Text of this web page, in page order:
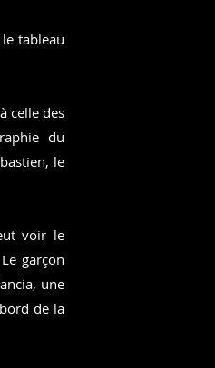
tableau
celle des
du
le
voir le
garçon
une
de la